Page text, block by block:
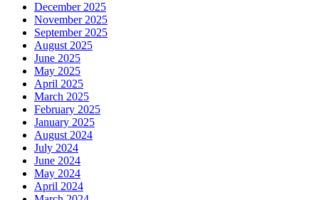
December 2025
November 2025
September 2025
August 2025
June 2025
May 2025
April 2025
March 2025
February 2025
January 2025
August 2024
July 2024
June 2024
May 2024
April 2024